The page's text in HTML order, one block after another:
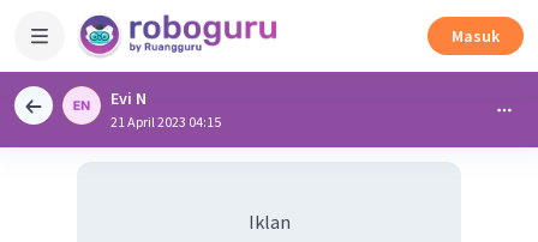
Masuk
Evi N
21 April 2023 04:15
Iklan